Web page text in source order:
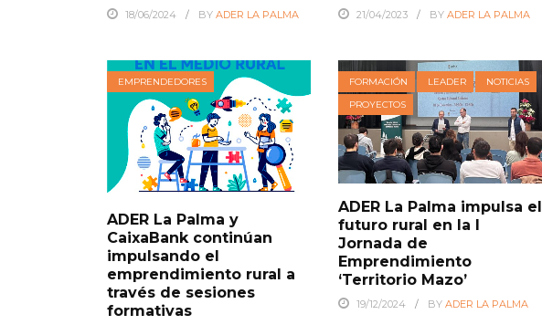
18/06/2024 BY ADER LA PALMA 21/04/2023 BYADER LA PALMA
EMPRENDEDORES
ADER La Palma y
CaixaBank continúan
impulsando el
emprendimiento rural a
través de sesiones
formativas
FORMACIÓN LEADER
NOTICIAS
PROYECTOS
ADER La Palma impulsa el
futuro rural en la I
Jornada de
Emprendimiento
‘Territorio Mazo’
19/12/2024 BYADER LA PALMA